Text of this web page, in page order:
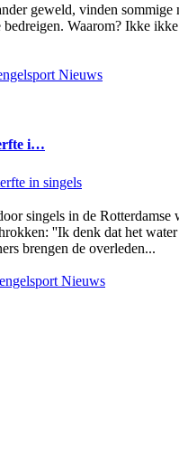
geweld, vinden sommige
Waarom? Ikke
Nieuws
i…
singels in de Rotterdamse
''Ik denk dat het
brengen de overleden...
Nieuws